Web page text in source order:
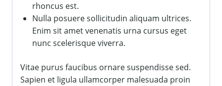
rhoncus est.
Nulla posuere sollicitudin aliquam ultrices.
Enim sit amet venenatis urna cursus eget
nunc scelerisque viverra.
Vitae purus faucibus ornare suspendisse sed.
Sapien et ligula ullamcorper malesuada proin